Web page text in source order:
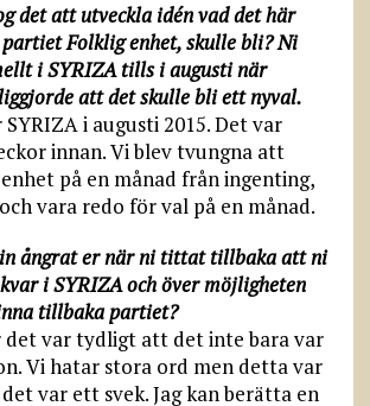
det att utveckla idén vad det här
Folklig enhet, skulle bli? Ni
i SYRIZA tills i augusti när
att det skulle bli ett nyval.
SYRIZA i augusti 2015. Det var
innan. Vi blev tvungna att
på en månad från ingenting,
vara redo för val på en månad.
ångrat er när ni tittat tillbaka att ni
i SYRIZA och över möjligheten
tillbaka partiet?
det var tydligt att det inte bara var
Vi hatar stora ord men detta var
var ett svek. Jag kan berätta en